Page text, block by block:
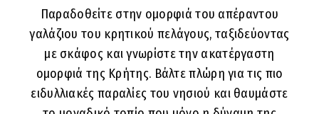
Παραδοθείτε στην ομορφιά του απέραντου
γαλάζιου του κρητικού πελάγους, ταξιδεύοντας
με σκάφος και γνωρίστε την ακατέργαστη
ομορφιά της Κρήτης. Βάλτε πλώρη για τις πιο
ειδυλλιακές παραλίες του νησιού και θαυμάστε